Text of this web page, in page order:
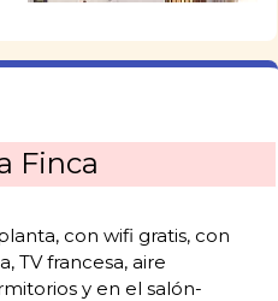
Finca
con wifi gratis, con
TV francesa, aire
y en el salón-